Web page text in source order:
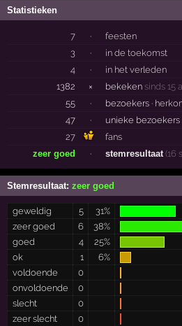
Statistieken
7 ·
feesten
3
·
in de toekomst
4
·
in het verleden
1382
× bekeken sinds 15
55
· bezoekers ·
47
·
unieke bezoekers
27
fans
zeer goed
· stemresultaat (16
Stemresultaat:zeer goed
geweldig 5
31%
zeer goed
6
38%
goed
4
25%
ok
1
6%
voldoende
0
onvoldoende
0
slecht
0
zeer slecht
0